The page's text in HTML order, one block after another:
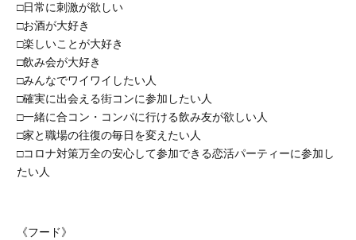
□日常に刺激が欲しい
□お酒が大好き
□楽しいことが大好き
□飲み会が大好き
□みんなでワイワイしたい人
□確実に出会える街コンに参加したい人
□一緒に合コン・コンパに行ける飲み友が欲しい人
□家と職場の往復の毎日を変えたい人
□コロナ対策万全の安心して参加できる恋活パーティーに参加し
たい人
《フード》